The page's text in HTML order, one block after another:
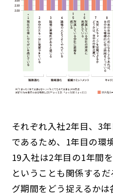
それぞれ入社2年目、3
であるため、1年目の環
19入社は2年目の1年間
ということも関係する
グ期間をどう捉えるか